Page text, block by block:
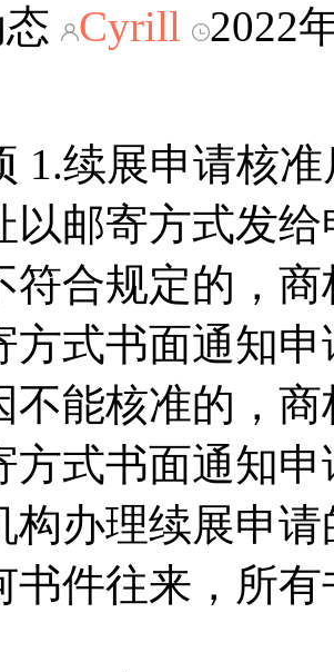
Cyrill
2022
1.续展申请核
以邮寄方式发
符合规定的，
方式书面通知
不能核准的，
方式书面通知
构办理续展申
书件往来，所